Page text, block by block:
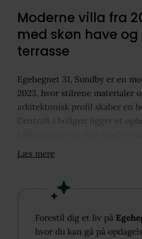
Moderne villa fra
med skøn have
terrasse
Egehegnet 31, Sundby er en
2023, hvor stilrene materialer
arkitektonisk profil skaber en
Centralt i boligen ligger et
med god rumfornemmelse.
separat fløj. Fra stuen er der
naturligt ekstra opholdsrum.
fra 2026. Boligen har
Læs mere
Forestil dig et liv på
hvor du kan gå på